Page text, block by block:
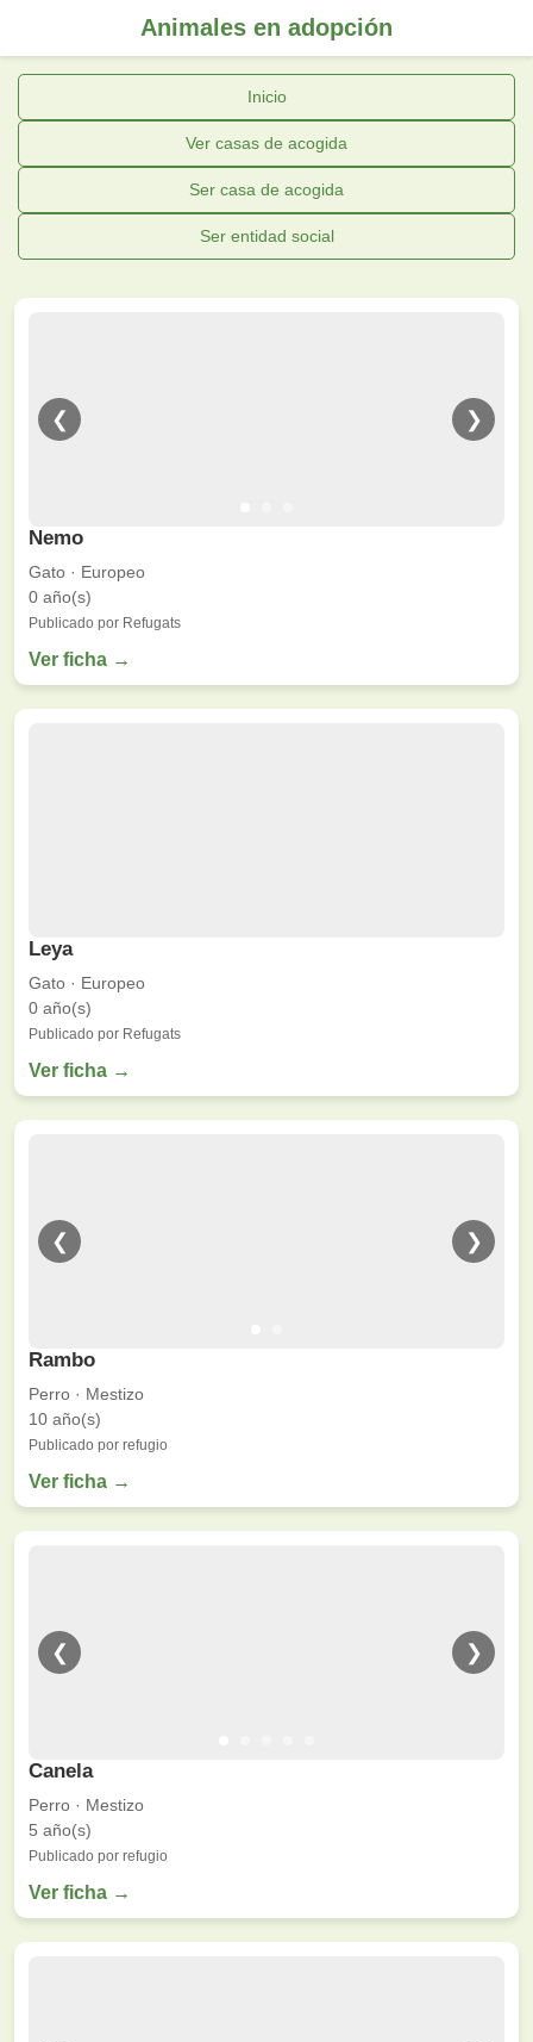
Animales en adopción
Inicio
Ver casas de acogida
Ser casa de acogida
Ser entidad social
❮ ❯
Nemo
Gato · Europeo
0 año(s)
Publicado por Refugats
Ver ficha →
Leya
Gato · Europeo
0 año(s)
Publicado por Refugats
Ver ficha →
❮ ❯
Rambo
Perro · Mestizo
10 año(s)
Publicado por refugio
Ver ficha →
❮ ❯
Canela
Perro · Mestizo
5 año(s)
Publicado por refugio
Ver ficha →